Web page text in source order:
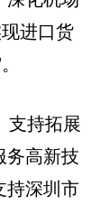
进口货
支持拓展
务高新技
持深圳市